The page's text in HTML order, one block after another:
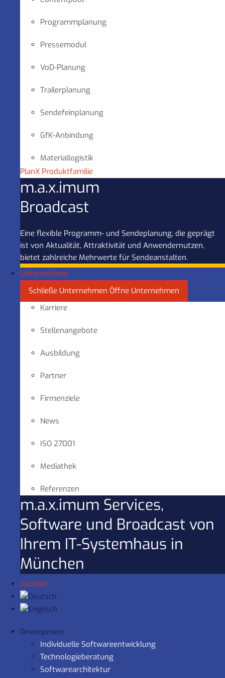
Programmplanung
Pressemodul
VoD-Planung
Trailerplanung
Sendefeinplanung
GfK-Anbindung
Materiallogistik
PlanX Produktfamilie
m.a.x.imum
Broadcast
Eine flexible Programm- und Sendeplanung, die geprägt
ist von Aktualität, Attraktivität und Anwendernutzen,
bietet zahlreiche Mehrwerte für Sendeanstalten.
Unternehmen
Schließe Unternehmen Öffne Unternehmen
Karriere
Stellenangebote
Ausbildung
Partner
Firmenziele
News
ISO 27001
Mediathek
Referenzen
m.a.x.imum Services,
Software und Broadcast von
Ihrem IT-Systemhaus in
München
Kontakt
Development
Individuelle Softwareentwicklung
Technologieberatung
Softwarearchitektur